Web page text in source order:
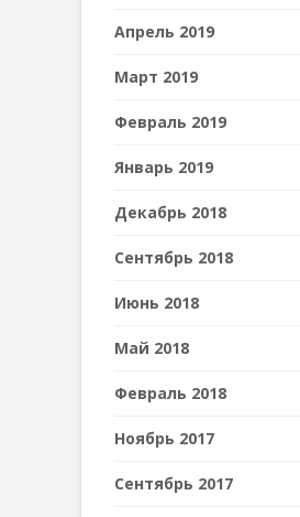
Апрель 2019
Март 2019
Февраль 2019
Январь 2019
Декабрь 2018
Сентябрь 2018
Июнь 2018
Май 2018
Февраль 2018
Ноябрь 2017
Сентябрь 2017